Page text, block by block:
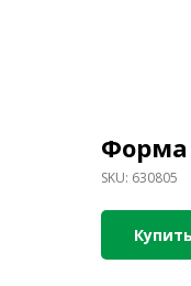
Форма
SKU: 630805
Купить